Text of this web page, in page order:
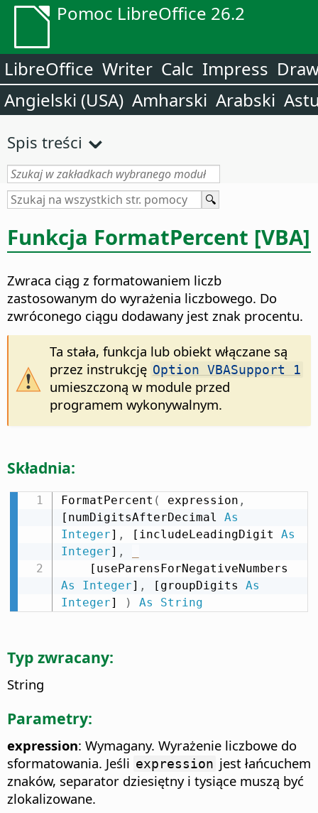
Pomoc LibreOffice 26.2
LibreOffice Writer Calc Impress
Angielski (USA) Amharski Arabski
Spis treści
Funkcja FormatPercent [VBA]
Zwraca ciąg z formatowaniem liczb
zastosowanym do wyrażenia liczbowego. Do
zwróconego ciągu dodawany jest znak procentu.
Ta stała, funkcja lub obiekt włączane są
przez instrukcję Option VBASupport 1
umieszczoną w module przed
programem wykonywalnym.
Składnia:
FormatPercent ( expression ,
[numDigitsAfterDecimal As
Integer] , [includeLeadingDigit As
Integer] ,
As
Integer] , [groupDigits As
Integer] ) As String
Typ zwracany:
String
Parametry:
expression: Wymagany. Wyrażenie liczbowe do
sformatowania. Jeśli expression jest łańcuchem
znaków, separator dziesiętny i tysiące muszą być
zlokalizowane.